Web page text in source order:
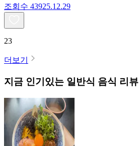
조회수 43925.12.29
23
더보기
지금 인기있는 일반식 음식 리뷰